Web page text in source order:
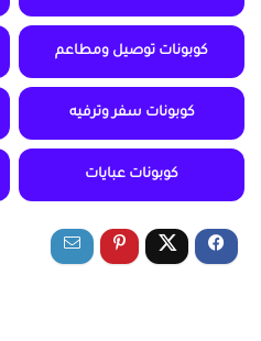
كوبونات توصيل ومطاعم
كوبونات سفر وترفيه
كوبونات عبايات